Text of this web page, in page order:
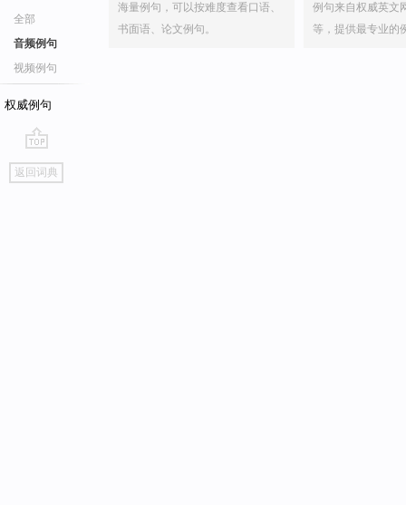
全部
音频例句
视频例句
权威例句
go
top
返回词典
海量例句，可以按难度查看口语、
书面语、论文例句。
例句来自权威英文
等，提供最专业的